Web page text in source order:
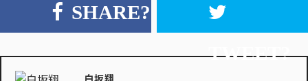
SHARE?
TWEET?
白坂翔